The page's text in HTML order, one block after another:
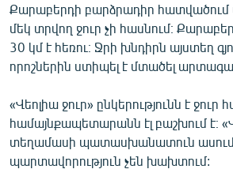
Քարաբերդի բարձրադիր
մեկ տրվող ջուր չի հասնում։
30 կմ է հեռու։ Ջրի խնդիրն այստեղ
որոշներին ստիպել է մտածել
«Վեոլիա ջուր» ընկերությունն է ջուր
համայնքապետարանն էլ բաշխում է։
տեղամասի պատասխանատուն ասում
պարտավորություն չեն խախտում: